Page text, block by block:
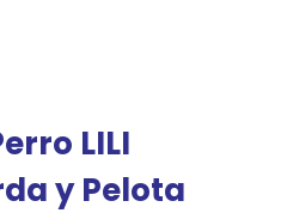
LILI
y Pelota